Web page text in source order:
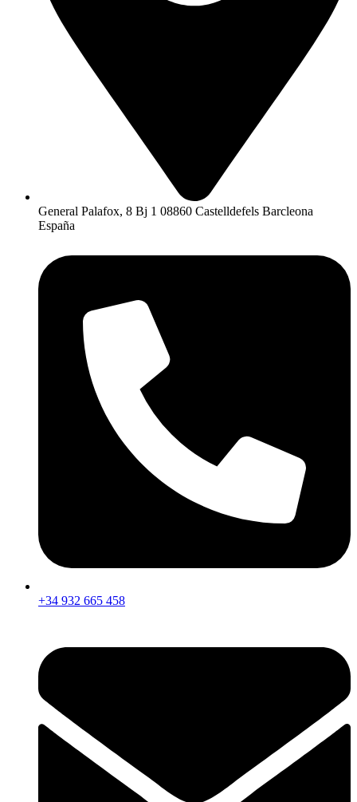
General Palafox, 8 Bj 1 08860 Castelldefels Barcleona
España
+34 932 665 458‬